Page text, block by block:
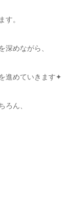
す。
深めながら、
進めていきます✦
ろん、